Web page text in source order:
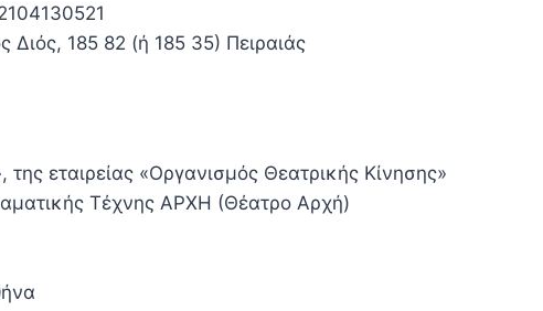
Διός, 185 82 (ή 185 35) Πειραιάς
της εταιρείας «Οργανισμός Θεατρικής Κίνησης»
Τέχνης ΑΡΧΗ (Θέατρο Αρχή)